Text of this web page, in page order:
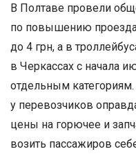
В Полтаве провели
по повышению
до 4 грн, а в
в Черкассах с начала
отдельным
у перевозчиков
цены на горючее и
возить пассажиров